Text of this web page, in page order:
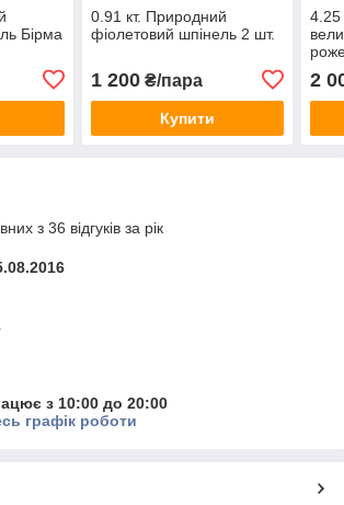
Бірма
0.91 кт. Природний
фіолетовий шпінель 2 шт.
1 200₴/пара
Купити
4.25
2
з 36 відгуків за рік
з 10:00 до 20:00
графік роботи